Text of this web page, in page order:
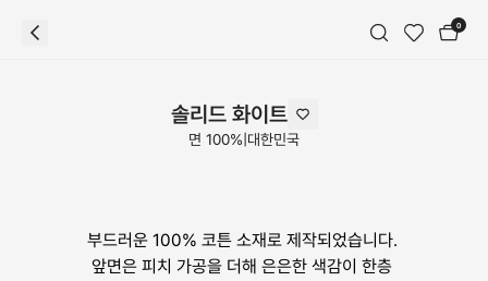
0
솔리드 화이트
면 100% 대한민국
부드러운 100% 코튼 소재로 제작되었습니다.
앞면은 피치 가공을 더해 은은한 색감이 한층